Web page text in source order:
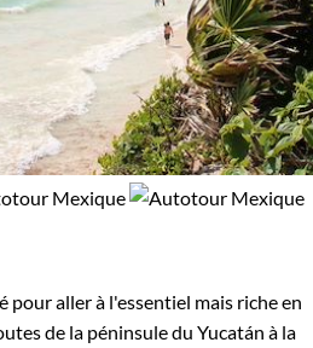
aller à l'essentiel mais riche en
de la péninsule du Yucatán à la